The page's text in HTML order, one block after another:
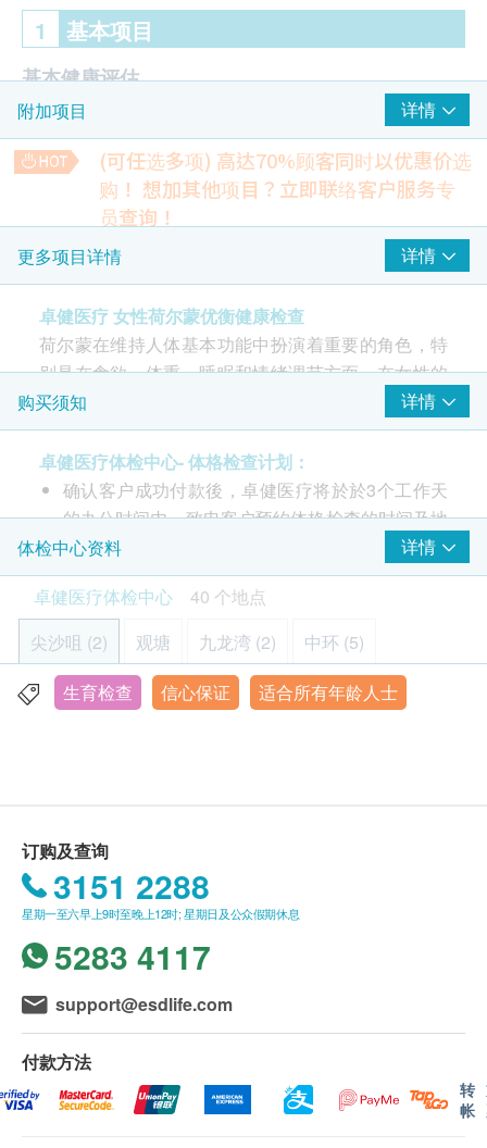
1 基本项目
基本健康评估
身高
查询病史
体格检查
脉搏率
腰围量度
体重
血压
荷尔蒙
雌二醇
黄体刺激素
卵泡兴奋剂
黄孕酮
催乳激素
报告
医生解释报告及总结建议
检查前医生咨询
附加项目 详情
(可任选多项) 高达70%顾客同时以优惠价选
购！ 想加其他项目？立即联络客户服务专
员查询！
人类乳头状瘤病毒测试- 只限女士
主要检测细胞样本中是否存在HPV 病毒的DNA，并判断是否
感染了特定基因型(type) 的HPV 病毒。
HK$674.0
甲乙型肝炎检查
HK$738.0
3D乳房X光造影检查
3D乳房X光造影以先进X光技术从不同的角度拍摄乳房的多个
影像，可以详细地检查乳房会否有异常，如肿瘤、水瘤或纤维
瘤。
*此项目或需另约日期到指定中心进行检查
HK$ 3,300.0
乳房超声波(适合女士)
检查乳房是否有异象，如肿瘤、水瘤或纤维瘤
*此项目或需另约日期到指定中心进行检查
HK$1,725.0
乙型肝炎测试
检测是否乙型肝炎带菌者及是否已带有乙型肝炎抗体
HK$492.0
甲状腺超声波
一种非侵入性影像检查，可检测甲状腺的结构异常
*此项目或需另约日期到指定中心进行检查
HK$1,380.0
甲型肝炎测试
检测是否已带有甲型及肝炎抗体
更多项目详情 详情
卓健医疗 女性荷尔蒙优衡健康检查
荷尔蒙在维持人体基本功能中扮演着重要的角色，特
别是在食欲、体重、睡眠和情绪调节方面。在女性的
月经周期和更年期，荷尔蒙的影响尤为明显。
荷尔蒙失衡的症状可能包括月经不规则、情绪波动、
过度脱发、面部或胸部多毛、潮热、体重增加和失
眠。影响女性荷尔蒙的因素包括压力、慢性疾病、内
分泌疾病（如多囊卵巢综合症）、进食失调(如厌食
症)、卵巢功能变化，以及体重过重或过轻。
荷尔蒙在调节各种身体机能至为重要。了解自己的荷
尔蒙状态，有助维持身体内部平衡与和谐，拥抱健
康。如果您想了解自己的荷尔蒙水平，建议咨询医生
以获取详细资讯。
购买须知 详情
卓健医疗体检中心- 体格检查计划：
确认客户成功付款後，卓健医疗将於於3个工作天
的办公时间内，致电客户预约体格检查的时间及地
点，客户亦可以致电 8100 8138 或 Whatsapp
8301 8301预约。
客户必须于预约当天出示身份证及订购确认信或电
邮以确认身份。
体格检查计划只适用於18岁或以上人士。
体格检查计划不适用於星期日及公众假期。
眼科检查计划不适用于星期六，星期日及公众假
进行健康检查后，一般情况下，需大概7-14个工作
天跟进检查报告，工作天不包括星期六、日及公众
假期。 轮侯报告讲解时间会因应不同情况 (如个别
化验项目所需时间或客人指明特定时段)而有所延
长。
订购一经确认，不设更改已订购的计划，转让给第
叁者及／或退款。
如有争议，健康网购health.ESDlife保留最後决定
所有体格检查并非作为医务诊断或治疗用途。
体检中心资料
详情
卓健医疗体检中心
40 个地点
尖沙咀 (2)
观塘 九龙湾 (2) 中环 (5)
则鱼涌 (2) 沙田 (4) 屯门 (2) 元朗 (2)
九龙尖沙咀汉口道 28 号亚太中心 6 楼 608 - 613 室
显示地图
星期一至五︰8:30a.m. – 1:00p.m.; 2:00p.m. – 5:30p.m.
星期六︰8:30a.m. – 1:00p.m.
港铁九龙站机场快綫抵站大堂L2,KOW83商铺
显示地图
生育检查 信心保证 适合所有年龄人士
订购及查询
3151 2288
星期一至六早上9时至晚上12时; 星期日及公众假期休息
5283 4117
support@esdlife.com
付款方法
转
帐